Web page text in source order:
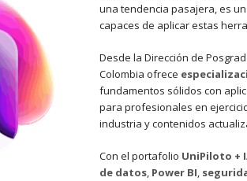
una tendencia pasajera, es
capaces de aplicar estas
Desde la Dirección de
Colombia ofrece
fundamentos sólidos con
para profesionales en
industria y contenidos
Con el portafolio UniPiloto +
de datos, Power BI,